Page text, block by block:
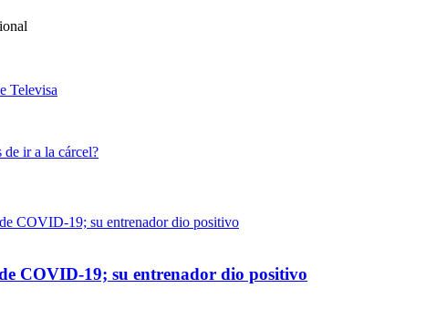
Televisa
ir a la cárcel?
COVID-19; su entrenador dio positivo